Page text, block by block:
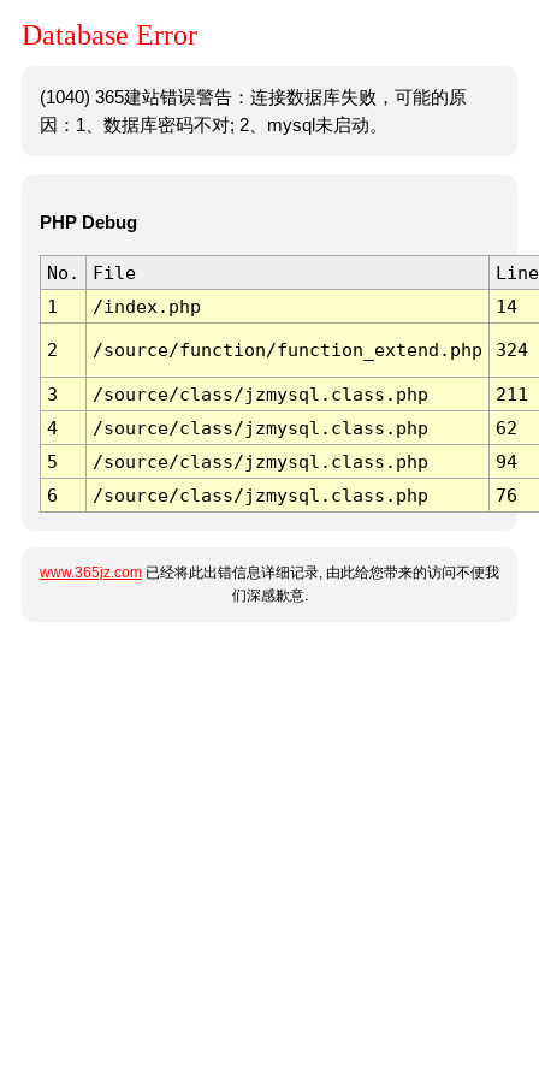
Database Error
(1040) 365建站错误警告：连接数据库失败，可能的原
因：1、数据库密码不对; 2、mysql未启动。
PHP Debug
No. File
Line
1
/index.php 14
2 /source/function/function_extend.php 324
3 /source/class/jzmysql.class.php
211
4
/source/class/jzmysql.class.php
62
5
/source/class/jzmysql.class.php
94
6
/source/class/jzmysql.class.php 76
www.365jz.com 已经将此出错信息详细记录, 由此给您带来的访问不便我
们深感歉意.